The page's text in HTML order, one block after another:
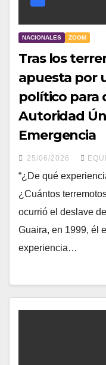
NACIONALES ZOOM
Tras los
apuesta por
político para
Autoridad
Emergencia
25/06/2026
“¿De qué
¿Cuántos
ocurrió el deslave
Guaira, en 1999, él
experiencia…